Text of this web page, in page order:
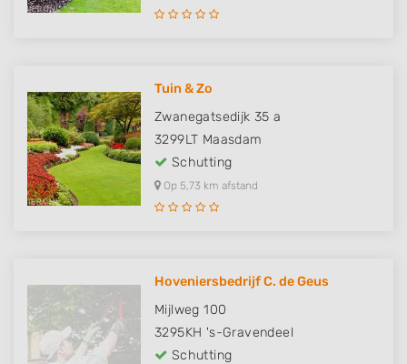
Tuin & Zo
Zwanegatsedijk 35 a
3299LT Maasdam
Schutting
Op 5,73 km afstand
Hoveniersbedrijf C. de Geus
Mijlweg 100
3295KH 's-Gravendeel
Schutting